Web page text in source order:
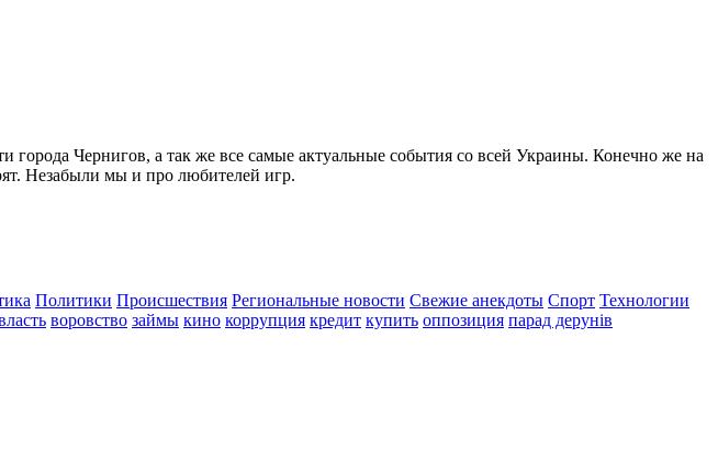
города Чернигов, а так же все самые актуальные события со всей Украины. Конечно же на
Незабыли мы и про любителей игр.
Политики Происшествия Региональные новости Свежие анекдоты Спорт Технологии
воровство займы кино коррупция кредит купить оппозиция парад дерунів